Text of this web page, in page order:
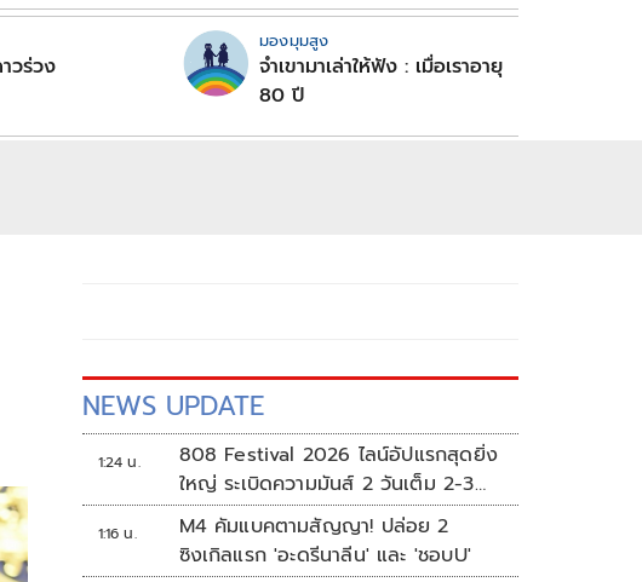
วร่วง
มองมุมสูง
จำเขามาเล่าให้ฟัง : เมื่อเราอายุ
80 ปี
NEWS UPDATE
1:24 น.
808 Festival 2026 ไลน์อัปแรกสุดยิ่ง
ใหญ่ ระเบิดความมันส์ 2 วันเต็ม 2-3
ต.ค.นี้
1:16 น.
M4 คัมแบคตามสัญญา! ปล่อย 2
ซิงเกิลแรก 'อะดรีนาลีน' และ 'ชอบU'